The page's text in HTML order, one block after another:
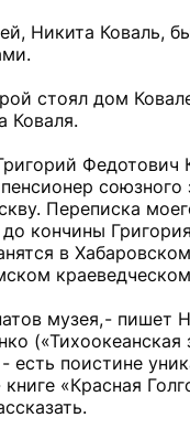
Никита Коваль,
стоял дом
Коваля.
Федотович
союзного
Переписка
кончины
в
музея, - пишет
(«Тихоокеанская
- есть поистине
«Красная